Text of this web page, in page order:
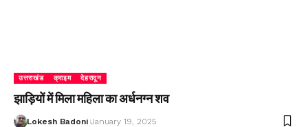
उत्तराखंड क्राइम देहरादून
झाड़ियों में मिला महिला का अर्धनग्न शव
Lokesh Badoni January 19, 2025